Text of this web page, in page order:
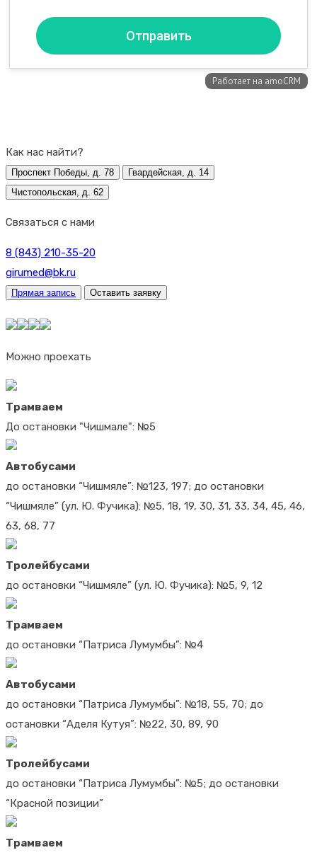
Как нас найти?
Проспект Победы, д. 78
Гвардейская, д. 14
Чистопольская, д. 62
Связаться с нами
8 (843) 210-35-20
girumed@bk.ru
Прямая запись Оставить заявку
Можно проехать
Трамваем
До остановки "Чишмале": №5
Автобусами
до остановки “Чишмяле”: №123, 197; до остановки
“Чишмяле” (ул. Ю. Фучика): №5, 18, 19, 30, 31, 33, 34, 45, 46,
63, 68, 77
Тролейбусами
до остановки “Чишмяле” (ул. Ю. Фучика): №5, 9, 12
Трамваем
до остановки “Патриса Лумумбы”: №4
Автобусами
до остановки “Патриса Лумумбы”: №18, 55, 70; до
остановки “Аделя Кутуя”: №22, 30, 89, 90
Тролейбусами
до остановки “Патриса Лумумбы”: №5; до остановки
“Красной позиции”
Трамваем